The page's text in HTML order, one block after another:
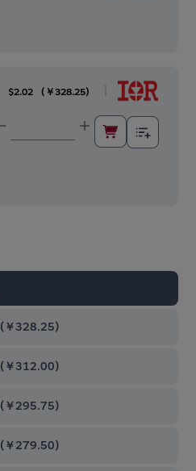
$2.02 ( ￥328.25)
(￥328.25)
(￥312.00)
(￥295.75)
(￥279.50)